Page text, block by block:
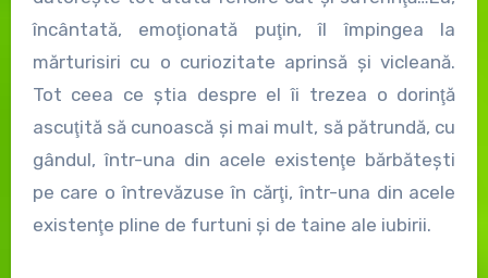
încântată, emoţionată puţin, îl împingea la
mărturisiri cu o curiozitate aprinsă şi vicleană.
Tot ceea ce ştia despre el îi trezea o dorinţă
ascuţită să cunoască şi mai mult, să pătrundă, cu
gândul, într-una din acele existenţe bărbăteşti
pe care o întrevăzuse în cărţi, într-una din acele
existenţe pline de furtuni şi de taine ale iubirii.